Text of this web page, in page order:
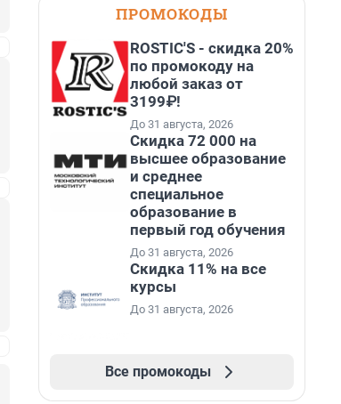
ПРОМОКОДЫ
ROSTIC'S - скидка 20%
по промокоду на
любой заказ от
3199₽!
До 31 августа, 2026
Скидка 72 000 на
высшее образование
и среднее
специальное
образование в
первый год обучения
До 31 августа, 2026
Скидка 11% на все
курсы
До 31 августа, 2026
Все промокоды